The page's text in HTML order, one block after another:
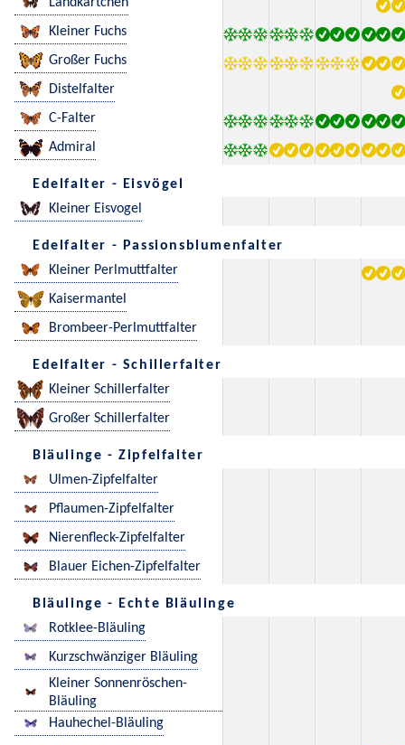
Kleiner Fuchs
Großer Fuchs
Distelfalter
C-Falter
Admiral
Edelfalter - Eisvögel
Kleiner Eisvogel
Edelfalter - Passionsblumenfalter
Kleiner Perlmuttfalter
Kaisermantel
Brombeer-Perlmuttfalter
Edelfalter - Schillerfalter
Kleiner Schillerfalter
Großer Schillerfalter
Bläulinge - Zipfelfalter
Ulmen-Zipfelfalter
Pflaumen-Zipfelfalter
Nierenfleck-Zipfelfalter
Blauer Eichen-Zipfelfalter
Bläulinge - Echte Bläulinge
Rotklee-Bläuling
Kurzschwänziger Bläuling
Kleiner Sonnenröschen-
Bläuling
Hauhechel-Bläuling